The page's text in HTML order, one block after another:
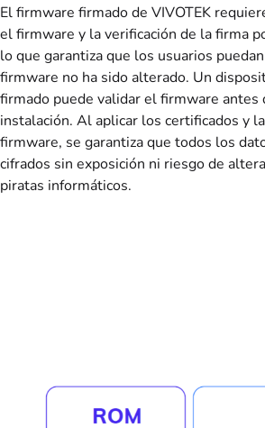
El firmware firmado de VIVOTEK
el firmware y la verificación de la firma
lo que garantiza que los usuarios
firmware no ha sido alterado. Un
firmado puede validar el firmware
instalación. Al aplicar los certificados y
firmware, se garantiza que todos los
cifrados sin exposición ni riesgo de
piratas informáticos.